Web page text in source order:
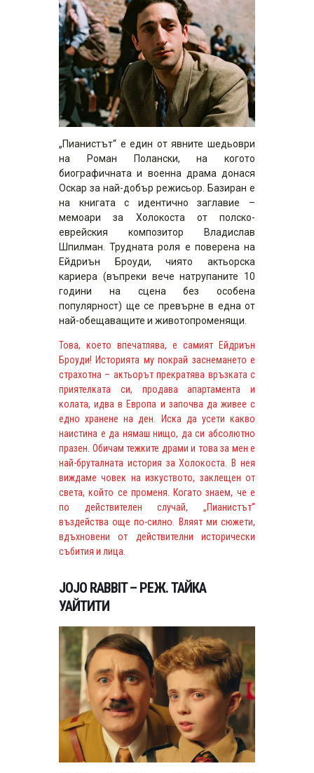
„Пианистът“ е един от явните шедьоври
на Роман Полански, на когото
биографичната и военна драма донася
Оскар за най-добър режисьор. Базиран е
на книгата с идентично заглавие –
мемоари за Холокоста от полско-
еврейския композитор Владислав
Шпилман. Трудната роля е поверена на
Ейдриън Броуди, чиято актьорска
кариера (въпреки вече натрупаните 10
години на сцена без особена
популярност) ще се превърне в една от
най-обещаващите и животопроменящи.
Това, което впечатлява, е самият Ейдриън
Броуди! Историята му покрай заснемането е
страхотна – актьорът прекратява връзката с
приятелката си, продава апартамента и
колата, идва в Европа и започва да живее с
едно хранене на ден. Иска да усети какво
наистина е да нямаш нищо, да си абсолютно
празен. Обичам тежките драми и това за мен е
най-бруталната история за Холокоста. В нея
виждаме човек на изкуството, заклещен от
света, който се променя. Когато знаем, че е
по действителен случай, „Пианистът“
въздейства още по-силно. Вляят ми сюжети,
вдъхновени от действителни исторически
събития и лица.
JOJO RABBIT – РЕЖ. ТАЙКА
УАЙТИТИ